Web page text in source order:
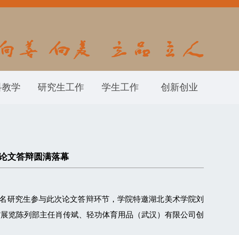
学 研究生工作 学生工作 创新创业
文答辩圆满落幕
究生参与此次论文答辩环节，学院特邀湖北美术学院刘
览陈列部主任肖传斌、轻功体育用品（武汉）有限公司创